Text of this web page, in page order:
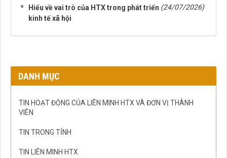
Hiểu về vai trò của HTX trong phát triển
kinh tế xã hội
(24/07/2026)
DANH MỤC
TIN HOẠT ĐỘNG CỦA LIÊN MINH HTX VÀ ĐƠN VỊ THÀNH
VIÊN
TIN TRONG TỈNH
TIN LIÊN MINH HTX